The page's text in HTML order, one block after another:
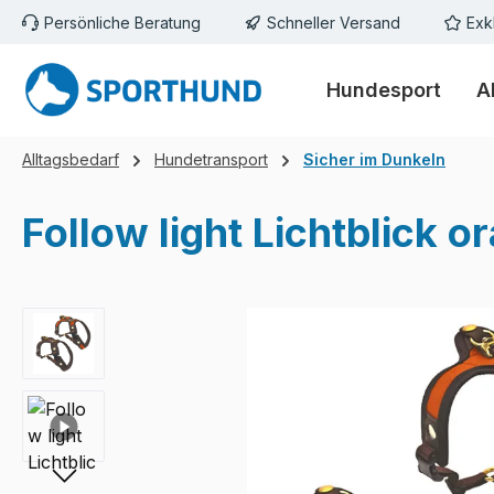
Hauptinhalt springen
Zur Suche springen
Zur Hauptnavigation springen
Persönliche Beratung Schneller Versand
Hundesport
Alltagsbedarf Hundetransport Sicher im Dunkeln
Follow light Lichtblick
Bildergalerie überspringen